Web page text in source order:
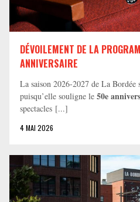
DÉVOILEMENT DE LA
ANNIVERSAIRE
La saison 2026-2027 de La Bordée
puisqu’elle souligne le 50e
spectacles [...]
4 MAI 2026